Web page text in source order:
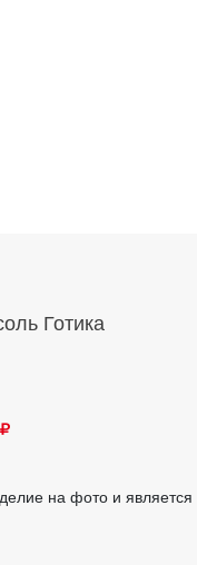
Готика
на фото и является